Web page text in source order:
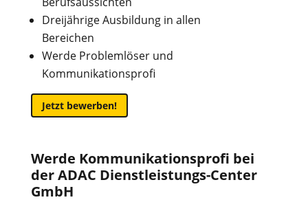
Dreijährige Ausbildung in allen
Bereichen
Werde Problemlöser und
Kommunikationsprofi
Jetzt bewerben!
Werde Kommunikationsprofi bei
der ADAC Dienstleistungs-Center
GmbH